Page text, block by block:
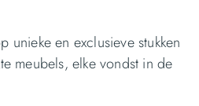
en exclusieve stukken
meubels, elke vondst in de